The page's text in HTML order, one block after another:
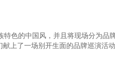
色的中国风，并且将现场分为品
上了一场别开生面的品牌巡演活动